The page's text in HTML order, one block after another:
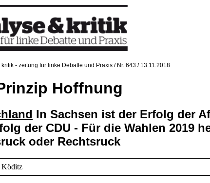
- zeitung für linke Debatte und Praxis / Nr. 643 / 13.11.2018
Hoffnung
In Sachsen ist der Erfolg der
der CDU - Für die Wahlen 2019
oder Rechtsruck
Köditz